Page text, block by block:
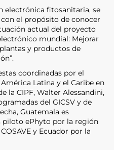
electrónica fitosanitaria, se
el propósito de conocer
actual del proyecto
mundial: Mejorar
y productos de
coordinadas por el
Latina y el Caribe en
la CIPF, Walter Alessandini,
del GICSV y de
Guatemala es
piloto ePhyto por la región
y Ecuador por la